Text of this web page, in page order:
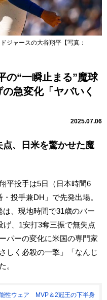
ジャースの大谷翔平【写真：
の“一瞬止まる”魔球
急変化「ヤバいく
2025.07.06
、日米を驚かせた魔
平投手は5日（日本時間6
投手兼DH」で先発出場。
、現地時間で31歳のバー
げ、1安打3奪三振で無失点
パーの変化に米国の専門家
しく必殺の一撃」「なんじ
。
性ウェア MVP＆2冠王の下半身